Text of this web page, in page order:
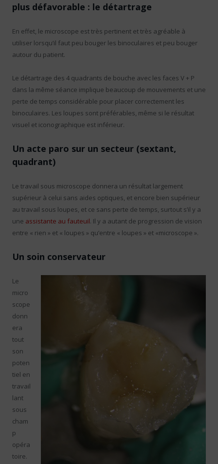
plus défavorable : le détartrage
En effet, le microscope est très pertinent et très agréable à
utiliser lorsqu’il faut peu bouger les binoculaires et peu bouger
autour du patient.
Le détartrage des 4 quadrants de bouche avec les faces V + P
dans la même séance implique beaucoup de mouvements et une
perte de temps considérable pour placer correctement les
binoculaires. Les loupes sont préférables, même si le résultat
visuel et iconographique est inférieur.
Un acte paro sur un secteur (sextant,
quadrant)
Le travail sous microscope donnera un résultat largement
supérieur à celui sans aides optiques, et encore bien supérieur
au travail sous loupes, et ce sans perte de temps, surtout s’il y a
une assistante au fauteuil. Il y a autant de progression de vision
entre « rien » et « loupes » qu’entre « loupes » et «microscope ».
Un soin conservateur
Le
micro
scope
donn
era
tout
son
poten
tiel en
travail
lant
sous
cham
p
opéra
toire.